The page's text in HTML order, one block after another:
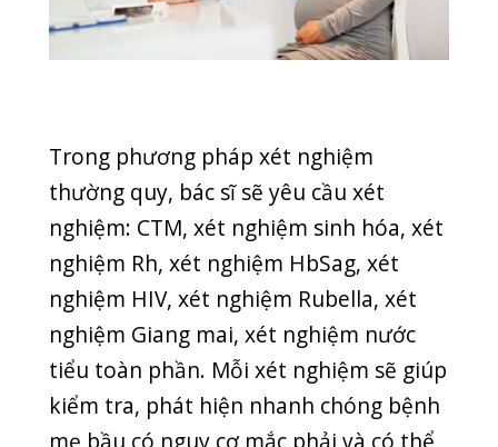
nghiệm.
Thể loại
COVID-19 DENTAL CLINIC
GENERAL HEALTH HOẠT ĐỘNG
KỸ THUẬT NEWS NGOẠI KHOA